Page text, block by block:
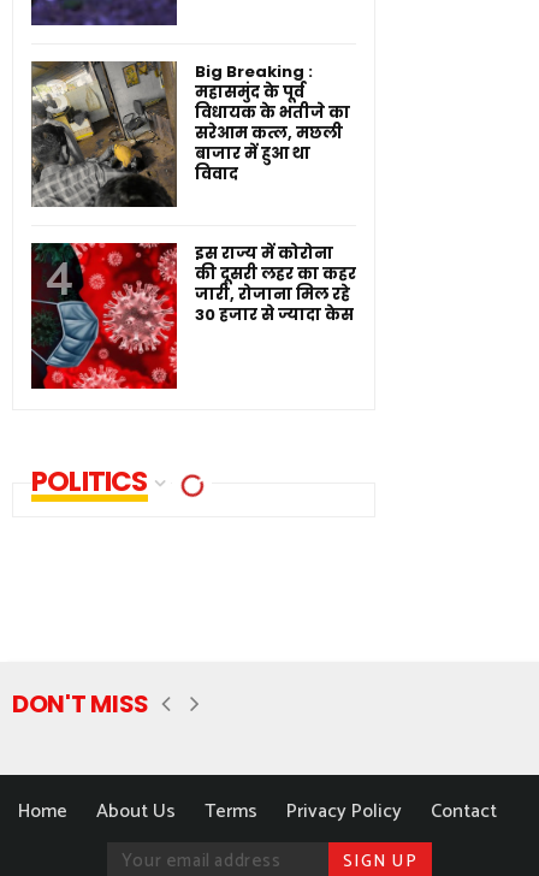
Big Breaking :
महासमुंद के पूर्व
विधायक के भतीजे का
सरेआम कत्ल, मछली
बाजार में हुआ था
विवाद
इस राज्य में कोरोना
की दूसरी लहर का कहर
जारी, रोजाना मिल रहे
30 हजार से ज्यादा केस
POLITICS
DON'T MISS
Home About Us Terms Privacy Policy Contact